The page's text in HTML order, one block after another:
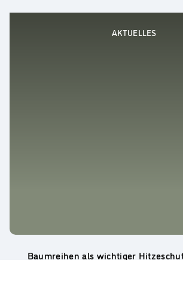
AKTUELLES
Baumreihen als wichtiger